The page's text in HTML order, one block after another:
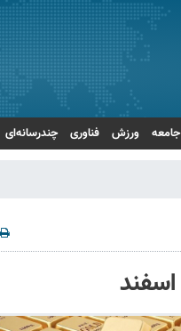
جامعه ورزش فناوری چندرسانه‌ای